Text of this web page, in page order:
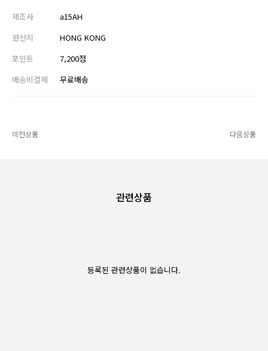
제조사
a15AH
원산지
HONG KONG
포인트
7,200점
배송비결제
무료배송
이전상품 다음상품
관련상품
등록된 관련상품이 없습니다.